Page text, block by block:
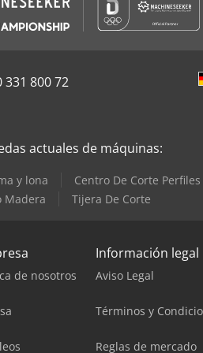
331 800 72
actuales de máquinas:
y lona Centro De Corte
Madera
Tijera De Corte
de nosotros
Información legal
Aviso Legal
Términos y
Reglas de mercado